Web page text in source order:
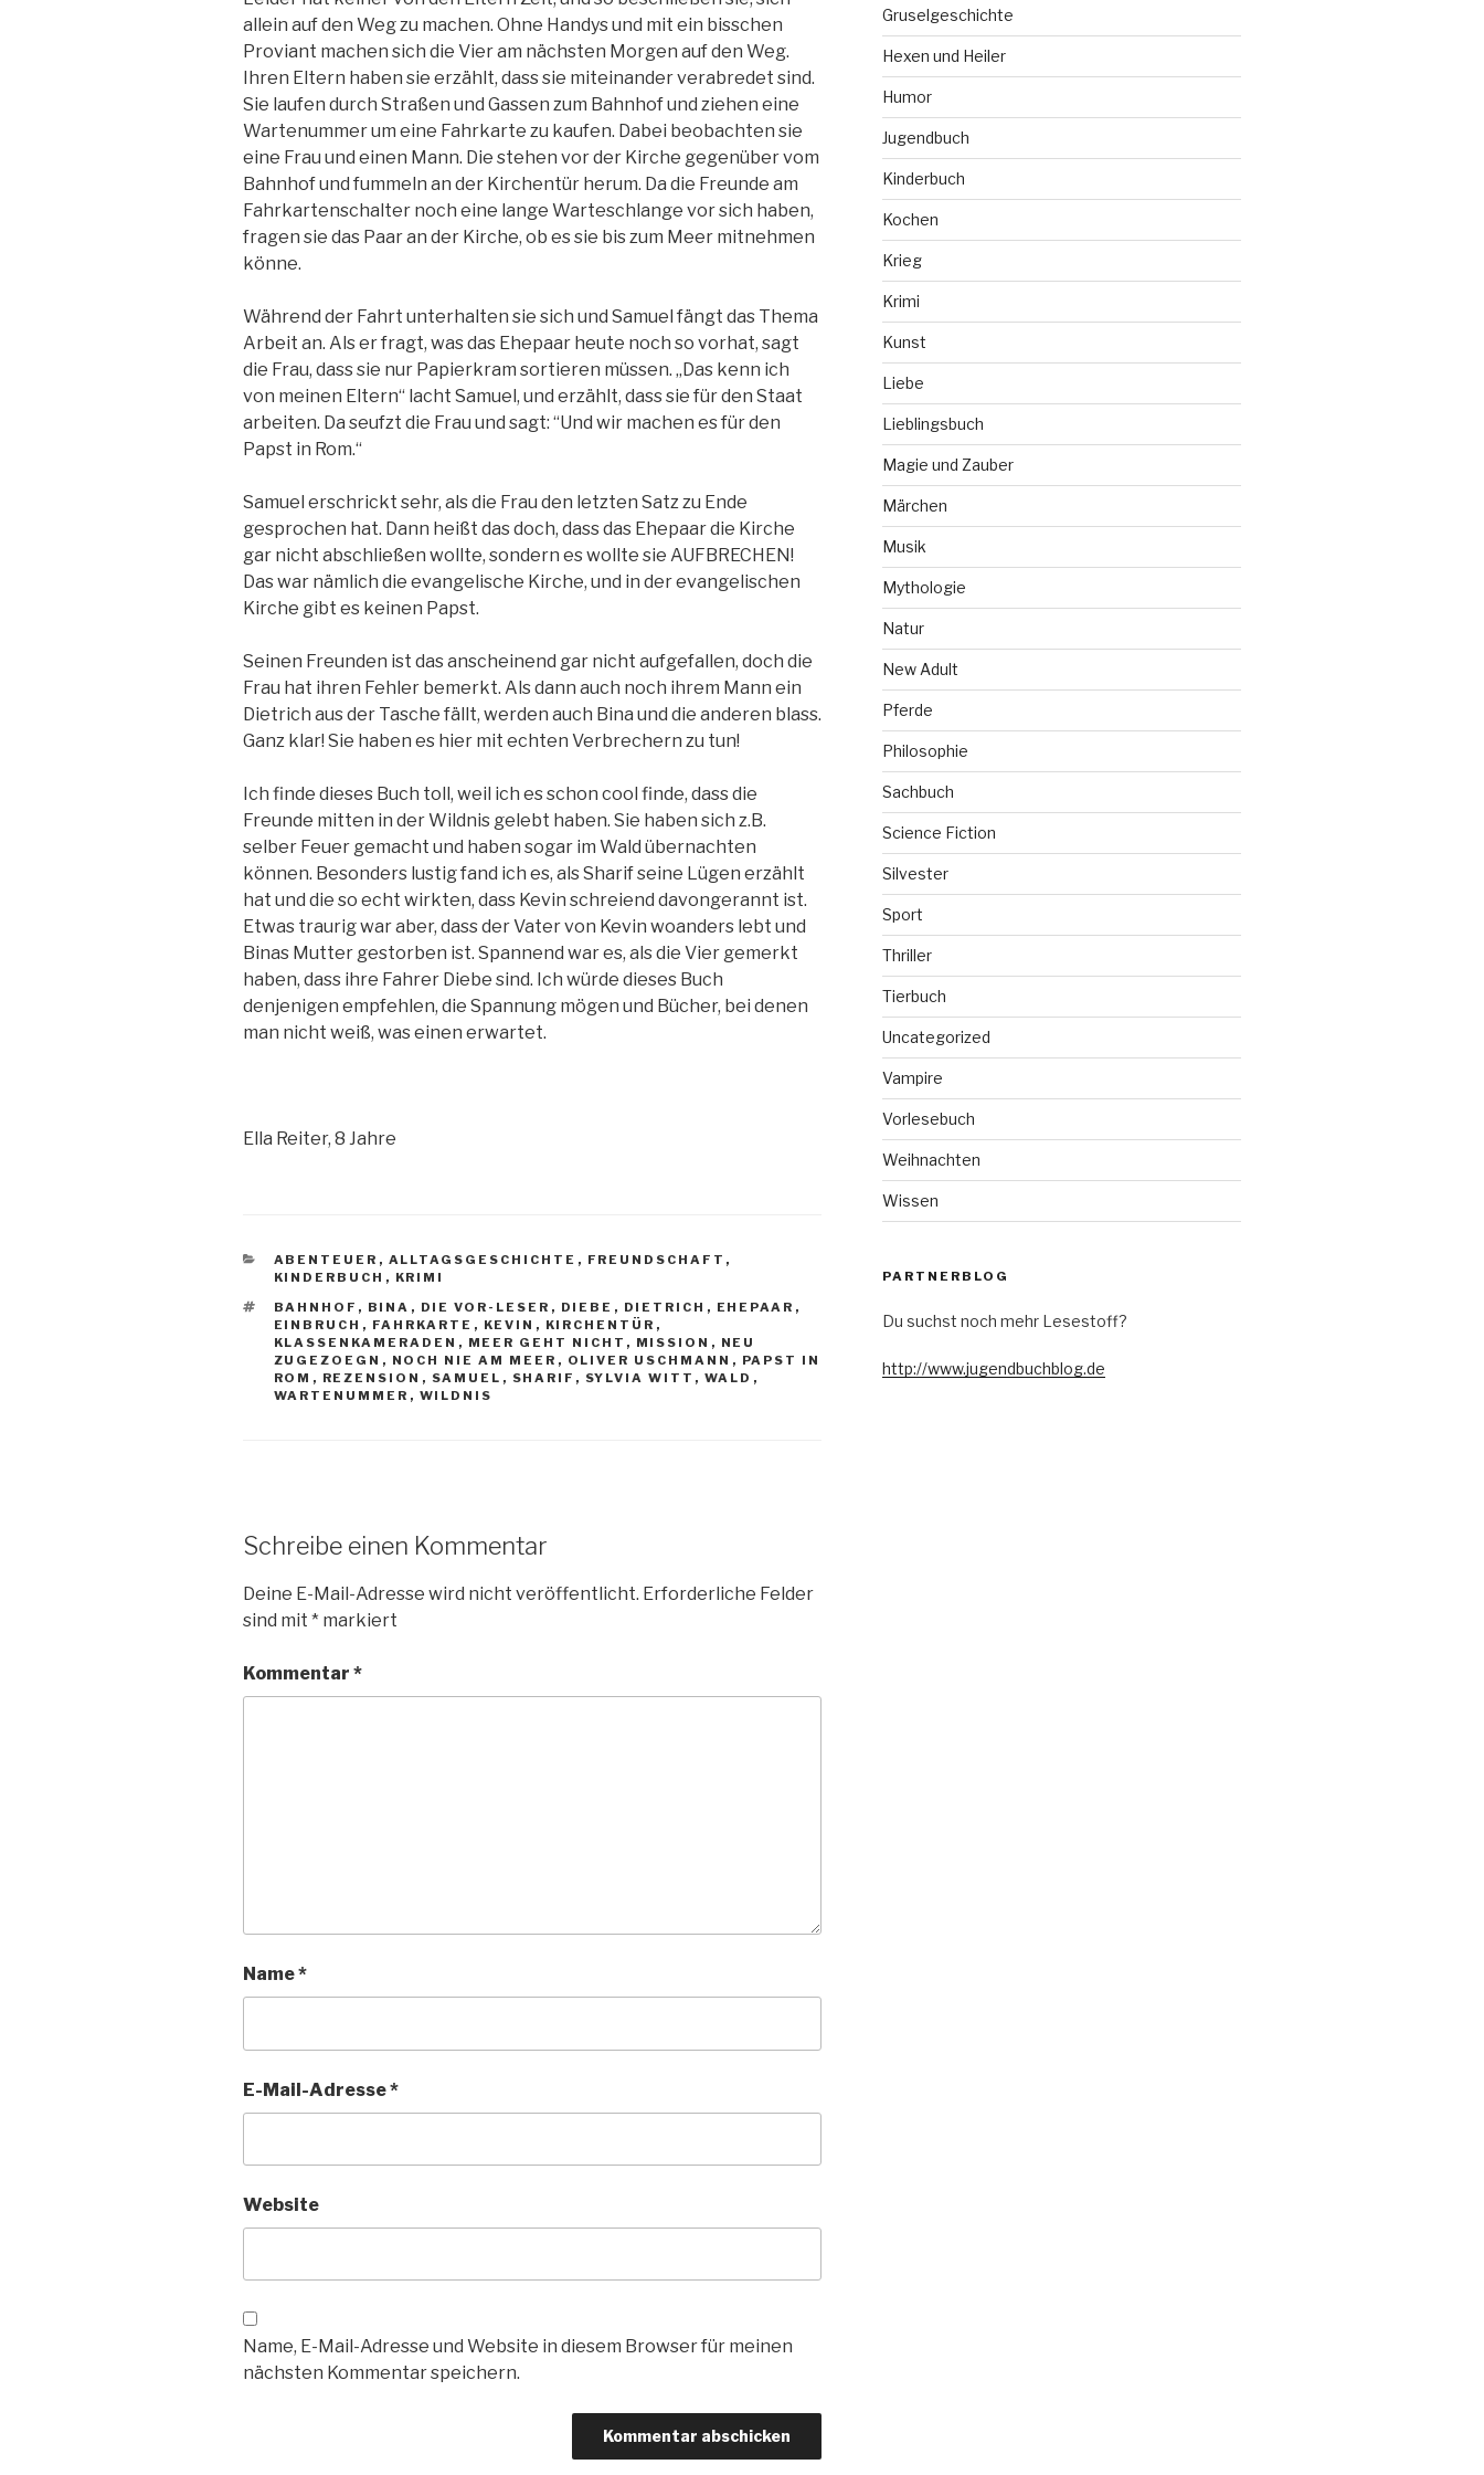
allein auf den Weg zu machen. Ohne Handys und mit ein bisschen
Proviant machen sich die Vier am nächsten Morgen auf den Weg.
Ihren Eltern haben sie erzählt, dass sie miteinander verabredet sind.
Sie laufen durch Straßen und Gassen zum Bahnhof und ziehen eine
Wartenummer um eine Fahrkarte zu kaufen. Dabei beobachten sie
eine Frau und einen Mann. Die stehen vor der Kirche gegenüber vom
Bahnhof und fummeln an der Kirchentür herum. Da die Freunde am
Fahrkartenschalter noch eine lange Warteschlange vor sich haben,
fragen sie das Paar an der Kirche, ob es sie bis zum Meer mitnehmen
könne.
Während der Fahrt unterhalten sie sich und Samuel fängt das Thema
Arbeit an. Als er fragt, was das Ehepaar heute noch so vorhat, sagt
die Frau, dass sie nur Papierkram sortieren müssen. „Das kenn ich
von meinen Eltern“ lacht Samuel, und erzählt, dass sie für den Staat
arbeiten. Da seufzt die Frau und sagt: “Und wir machen es für den
Papst in Rom.“
Samuel erschrickt sehr, als die Frau den letzten Satz zu Ende
gesprochen hat. Dann heißt das doch, dass das Ehepaar die Kirche
gar nicht abschließen wollte, sondern es wollte sie AUFBRECHEN!
Das war nämlich die evangelische Kirche, und in der evangelischen
Kirche gibt es keinen Papst.
Seinen Freunden ist das anscheinend gar nicht aufgefallen, doch die
Frau hat ihren Fehler bemerkt. Als dann auch noch ihrem Mann ein
Dietrich aus der Tasche fällt, werden auch Bina und die anderen blass.
Ganz klar! Sie haben es hier mit echten Verbrechern zu tun!
Ich finde dieses Buch toll, weil ich es schon cool finde, dass die
Freunde mitten in der Wildnis gelebt haben. Sie haben sich z.B.
selber Feuer gemacht und haben sogar im Wald übernachten
können. Besonders lustig fand ich es, als Sharif seine Lügen erzählt
hat und die so echt wirkten, dass Kevin schreiend davongerannt ist.
Etwas traurig war aber, dass der Vater von Kevin woanders lebt und
Binas Mutter gestorben ist. Spannend war es, als die Vier gemerkt
haben, dass ihre Fahrer Diebe sind. Ich würde dieses Buch
denjenigen empfehlen, die Spannung mögen und Bücher, bei denen
man nicht weiß, was einen erwartet.
Ella Reiter, 8 Jahre
KATEGORIEN
ABENTEUER , ALLTAGSGESCHICHTE , FREUNDSCHAFT ,
KINDERBUCH , KRIMI
SCHLAGWÖRTER
BAHNHOF , BINA , DIE VOR-LESER , DIEBE , DIETRICH , EHEPAAR ,
EINBRUCH , FAHRKARTE , KEVIN , KIRCHENTÜR ,
KLASSENKAMERADEN , MEER GEHT NICHT , MISSION , NEU
ZUGEZOEGN , NOCH NIE AM MEER , OLIVER USCHMANN , PAPST IN
ROM , REZENSION , SAMUEL , SHARIF , SYLVIA WITT , WALD ,
WARTENUMMER , WILDNIS
Schreibe einen Kommentar
Deine E-Mail-Adresse wird nicht veröffentlicht. Erforderliche Felder
sind mit * markiert
Kommentar *
Name*
E-Mail-Adresse*
Website
Name, E-Mail-Adresse und Website in diesem Browser für meinen
nächsten Kommentar speichern.
Gruselgeschichte
Hexen und Heiler
Humor
Jugendbuch
Kinderbuch
Kochen
Krieg
Krimi
Kunst
Liebe
Lieblingsbuch
Magie und Zauber
Märchen
Musik
Mythologie
Natur
New Adult
Pferde
Philosophie
Sachbuch
Science Fiction
Silvester
Sport
Thriller
Tierbuch
Uncategorized
Vampire
Vorlesebuch
Weihnachten
Wissen
PARTNERBLOG
Du suchst noch mehr Lesestoff?
http://www.jugendbuchblog.de